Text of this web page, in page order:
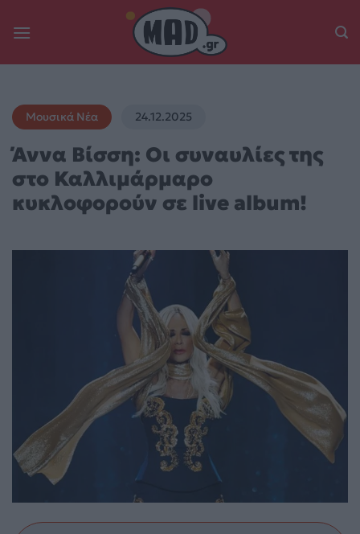
Μουσικά Νέα 24.12.2025
Άννα Βίσση: Οι συναυλίες της
στο Καλλιμάρμαρο
κυκλοφορούν σε live album!